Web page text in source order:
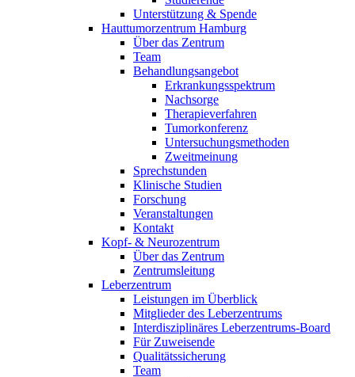
Unterstützung & Spende
Hauttumorzentrum Hamburg
Über das Zentrum
Team
Behandlungsangebot
Erkrankungsspektrum
Nachsorge
Therapieverfahren
Tumorkonferenz
Untersuchungsmethoden
Zweitmeinung
Sprechstunden
Klinische Studien
Forschung
Veranstaltungen
Kontakt
Kopf- & Neurozentrum
Über das Zentrum
Zentrumsleitung
Leberzentrum
Leistungen im Überblick
Mitglieder des Leberzentrums
Interdisziplinäres Leberzentrums-Board
Für Zuweisende
Qualitätssicherung
Team